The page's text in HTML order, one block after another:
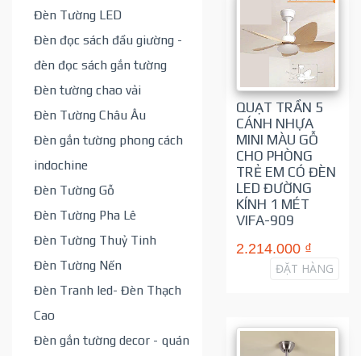
Đèn Tường LED
Đèn đọc sách đầu giường -
đèn đọc sách gắn tường
Đèn tường chao vải
Đèn Tường Châu Âu
Đèn gắn tường phong cách
indochine
Đèn Tường Gỗ
Đèn Tường Pha Lê
Đèn Tường Thuỷ Tinh
Đèn Tường Nến
Đèn Tranh led- Đèn Thạch
Cao
Đèn gắn tường decor - quán
QUẠT TRẦN 5
CÁNH NHỰA
MINI MÀU GỖ
CHO PHÒNG
TRẺ EM CÓ ĐÈN
LED ĐƯỜNG
KÍNH 1 MÉT
VIFA-909
2.214.000 ₫
ĐẶT HÀNG